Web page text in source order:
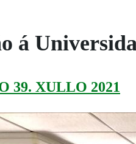
á
39. XULLO 2021